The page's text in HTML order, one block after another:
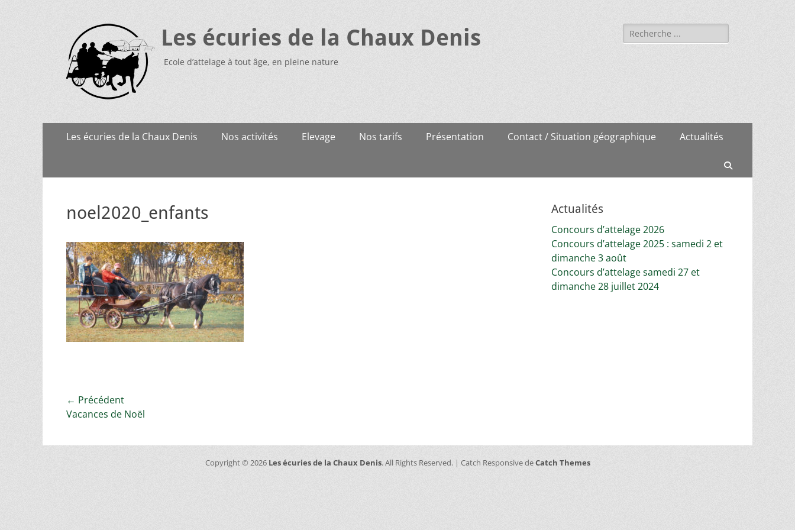
Les écuries de la Chaux Denis
Ecole d’attelage à tout âge, en pleine nature
Rechercher :
Menu
Les écuries de la Chaux Denis Nos activités Elevage Nos tarifs Présentation Contact / Situation géographique Actualités
noel2020_enfants
Navigation
de
l’article
← Précédent
Article
Vacances de Noël
Actualités
Concours d’attelage 2026
Concours d’attelage 2025 : samedi 2 et
dimanche 3 août
Concours d’attelage samedi 27 et
dimanche 28 juillet 2024
Copyright © 2026 Les écuries de la Chaux Denis. All Rights Reserved. | Catch Responsive deCatch Themes